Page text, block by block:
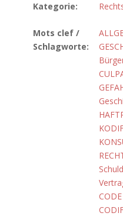
Kategorie:
Mots clef /
Schlagworte: